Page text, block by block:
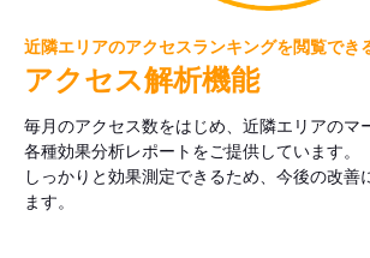
近隣エリアのアクセスランキングを閲覧でき
アクセス解析機能
毎月のアクセス数をはじめ、近隣エリアのマ
各種効果分析レポートをご提供しています。
しっかりと効果測定できるため、今後の改善
ます。